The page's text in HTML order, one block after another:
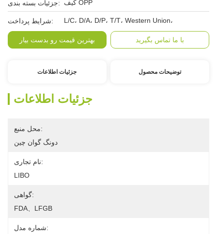
جزئیات بسته بندی: کیف OPP
شرایط پرداخت: L/C، D/A، D/P، T/T، Western Union،
بهترین قیمت رو بدست بیار با ما تماس بگیرید
جزئیات اطلاعات توضیحات محصول
جزئیات اطلاعات
محل منبع:
دونگ گوان چین
نام تجاری:
LIBO
گواهی:
FDA、LFGB
شماره مدل: